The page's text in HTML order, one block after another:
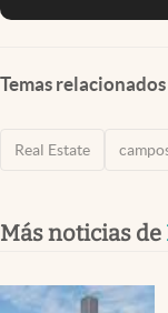
Temas relacionados
Real Estate
Más noticias de